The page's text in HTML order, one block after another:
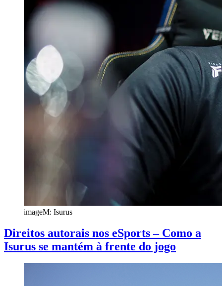
imageM: Isurus
Direitos autorais nos eSports – Como a
Isurus se mantém à frente do jogo